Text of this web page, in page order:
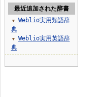
最近追加された辞書
▼
Weblio実用類語辞
典
▼
Weblio実用英語辞
典